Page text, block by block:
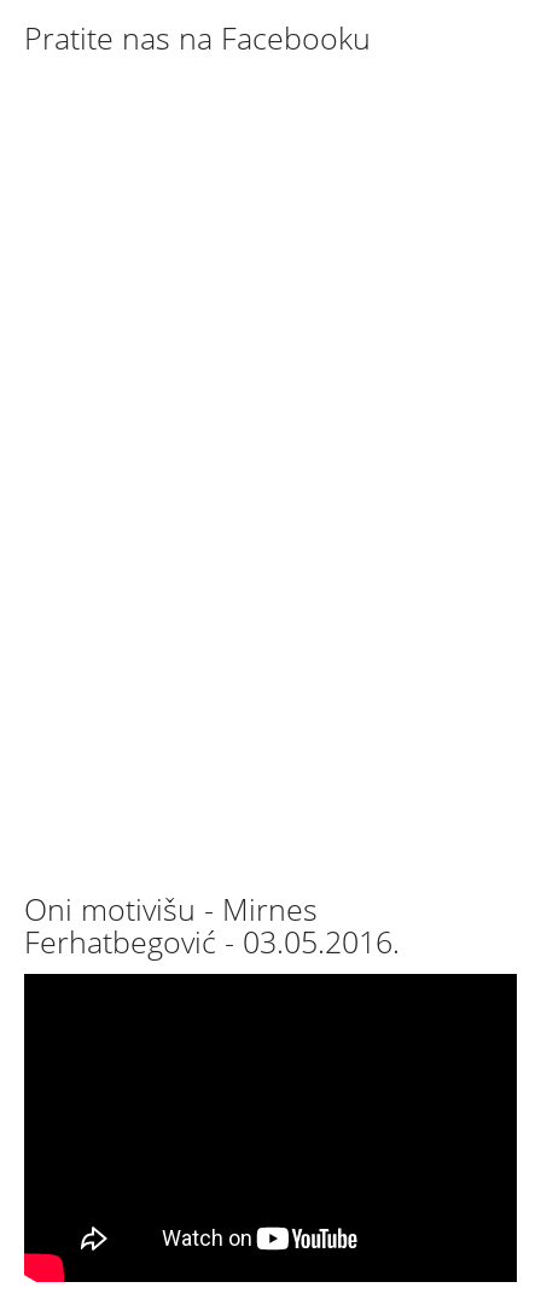
Pratite nas na Facebooku
Oni motivišu - Mirnes
Ferhatbegović - 03.05.2016.